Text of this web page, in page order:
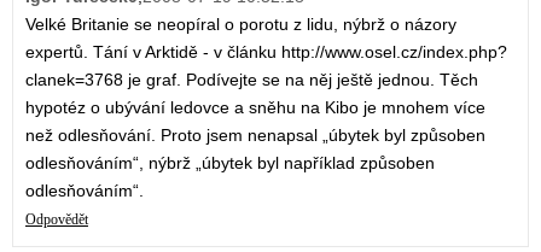
Velké Britanie se neopíral o porotu z lidu, nýbrž o názory
expertů. Tání v Arktidě - v článku http://www.osel.cz/index.php?
clanek=3768 je graf. Podívejte se na něj ještě jednou. Těch
hypotéz o ubývání ledovce a sněhu na Kibo je mnohem více
než odlesňování. Proto jsem nenapsal „úbytek byl způsoben
odlesňováním“, nýbrž „úbytek byl například způsoben
odlesňováním“.
Odpovědět